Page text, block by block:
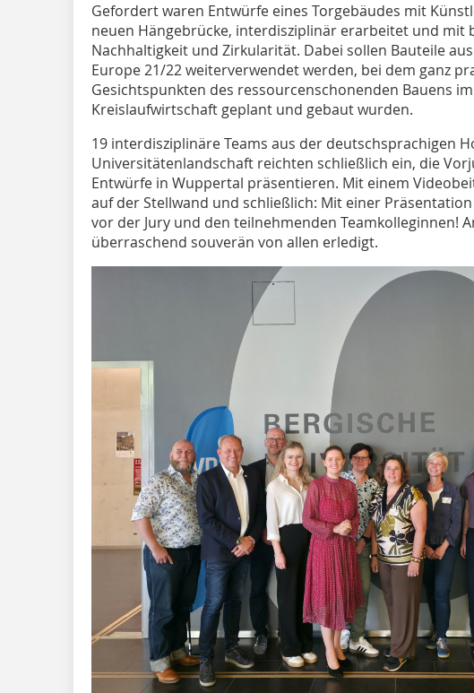
Gefordert waren Entwürfe eines Torgebäudes mit
neuen Hängebrücke, interdisziplinär erarbeitet und mit
Nachhaltigkeit und Zirkularität. Dabei sollen Bauteile
Europe 21/22 weiterverwendet werden, bei dem ganz
Gesichtspunkten des ressourcenschonenden Bauens
Kreislaufwirtschaft geplant und gebaut wurden.
19 interdisziplinäre Teams aus der deutschsprachigen
Universitätenlandschaft reichten schließlich ein, die
Entwürfe in Wuppertal präsentieren. Mit einem
auf der Stellwand und schließlich: Mit einer
vor der Jury und den teilnehmenden Teamkolleginnen!
überraschend souverän von allen erledigt.